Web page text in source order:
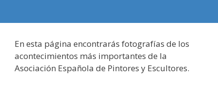
En esta página encontrarás fotografías de los
acontecimientos más importantes de la
Asociación Española de Pintores y Escultores.